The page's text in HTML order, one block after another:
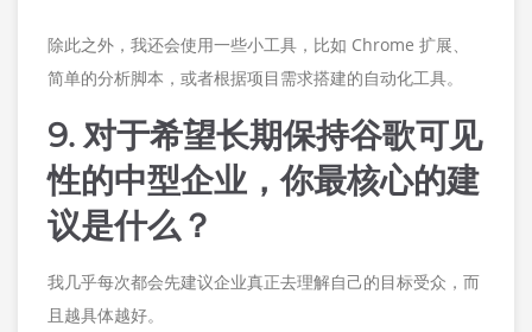
除此之外，我还会使用一些小工具，比如 Chrome 扩展、
简单的分析脚本，或者根据项目需求搭建的自动化工具。
9. 对于希望长期保持谷歌可见
性的中型企业，你最核心的建
议是什么？
我几乎每次都会先建议企业真正去理解自己的目标受众，而
且越具体越好。